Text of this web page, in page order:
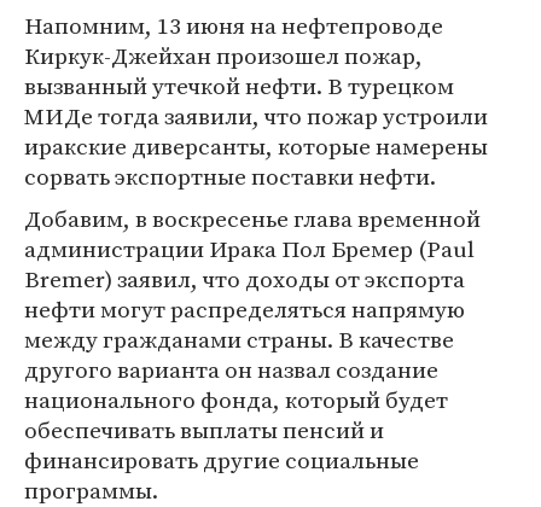
Напомним, 13 июня на нефтепроводе
Киркук-Джейхан произошел пожар,
вызванный утечкой нефти. В турецком
МИДе тогда заявили, что пожар устроили
иракские диверсанты, которые намерены
сорвать экспортные поставки нефти.
Добавим, в воскресенье глава временной
администрации Ирака Пол Бремер (Paul
Bremer) заявил, что доходы от экспорта
нефти могут распределяться напрямую
между гражданами страны. В качестве
другого варианта он назвал создание
национального фонда, который будет
обеспечивать выплаты пенсий и
финансировать другие социальные
программы.